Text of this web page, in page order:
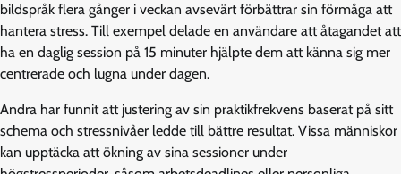
bildspråk flera gånger i veckan avsevärt förbättrar sin förmåga att
hantera stress. Till exempel delade en användare att åtagandet att
ha en daglig session på 15 minuter hjälpte dem att känna sig mer
centrerade och lugna under dagen.
Andra har funnit att justering av sin praktikfrekvens baserat på sitt
schema och stressnivåer ledde till bättre resultat. Vissa människor
kan upptäcka att ökning av sina sessioner under